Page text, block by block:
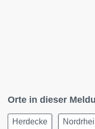
Orte in dieser
Herdecke